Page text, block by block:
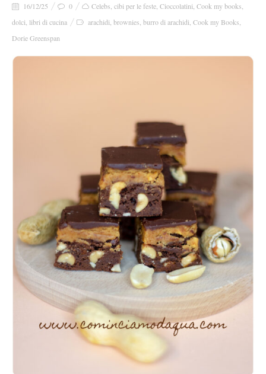
16/12/25 0 Celebs cibi per le feste Cioccolatini Cook my books
dolci libri di cucina arachidi brownies burro di arachidi Cook my Books
Dorie Greenspan